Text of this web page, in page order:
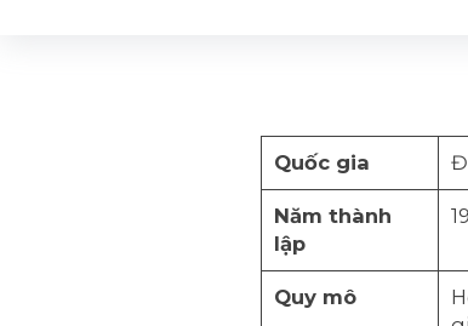
Quốc gia
Năm thành
lập
Quy mô